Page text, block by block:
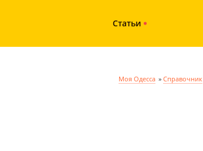
Статьи
Моя Одесса » Справочник